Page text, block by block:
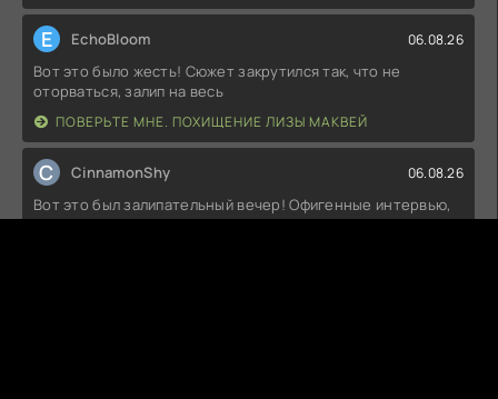
E EchoBloom 06.08.26
Вот это было жесть! Сюжет закрутился так, что не
оторваться, залип на весь
ПОВЕРЬТЕ МНЕ. ПОХИЩЕНИЕ ЛИЗЫ МАКВЕЙ
C CinnamonShy 06.08.26
Вот это был залипательный вечер! Офигенные интервью,
столько интересных фактов